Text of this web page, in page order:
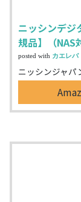
ニッシンデジ
規品】（NAS
posted with カエレバ
ニッシンジャパ